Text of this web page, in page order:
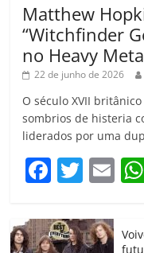
Matthew
“Witchfinder
no Heavy
22 de junho de 2026
O século XVII
sombrios de histeria
liderados por uma
F
c
e
T
itt
er
E
ai